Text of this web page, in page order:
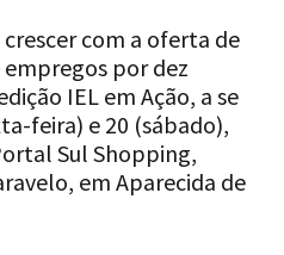
com a oferta de
empregos por dez
IEL em Ação, a se
feira) e 20 (sábado),
Sul Shopping,
em Aparecida de